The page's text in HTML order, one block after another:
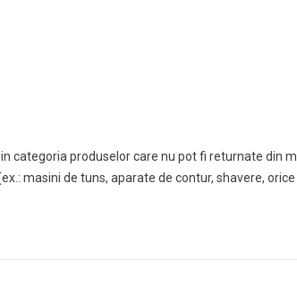
categoria produselor care nu pot fi returnate din
masini de tuns, aparate de contur, shavere,